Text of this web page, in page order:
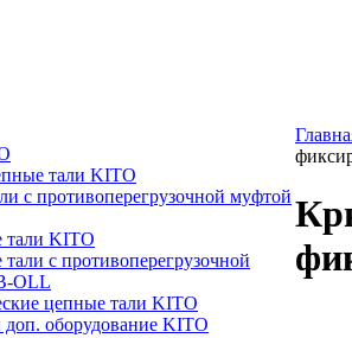
тали KITO
с противоперегрузочной муфтой
KITO
с противоперегрузочной
OLL
цепные тали KITO
оборудование KITO